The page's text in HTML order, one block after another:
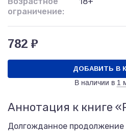
ограничение:
782 ₽
ДОБАВИТЬ В
В наличии в 1
Аннотация к книге
Долгожданное продолжение